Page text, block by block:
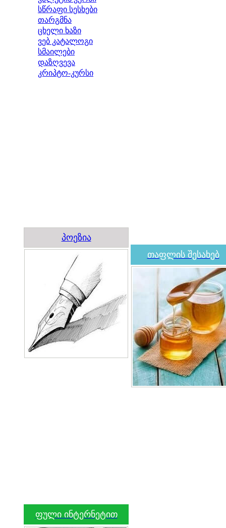
სწრაფი სესხები
თარგმნა
ცხელი ხაზი
ვებ კატალოგი
სმაილები
დაზღვევა
კრიპტო-კურსი
პოეზია
თაფლის შესახებ
ფული ინტერნეტით